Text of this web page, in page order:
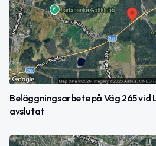
Beläggningsarbete på Väg 265
avslutat